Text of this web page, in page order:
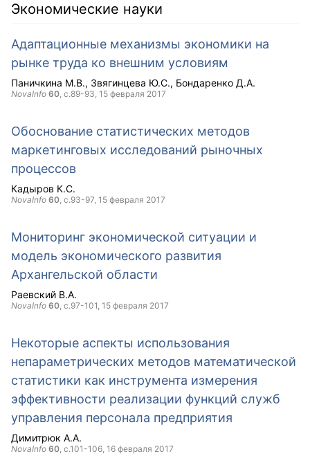
Экономические науки
Адаптационные механизмы экономики на
рынке труда ко внешним условиям
Паничкина М.В. Звягинцева Ю.С. Бондаренко Д.А.
NovaInfo 60, с.89-93, 15 февраля 2017
Обоснование статистических методов
маркетинговых исследований рыночных
процессов
Кадыров К.С.
NovaInfo 60, с.93-97, 15 февраля 2017
Мониторинг экономической ситуации и
модель экономического развития
Архангельской области
Раевский В.А.
NovaInfo 60, с.97-101, 15 февраля 2017
Некоторые аспекты использования
непараметрических методов математической
статистики как инструмента измерения
эффективности реализации функций служб
управления персонала предприятия
Димитрюк А.А.
NovaInfo 60, с.101-106, 16 февраля 2017